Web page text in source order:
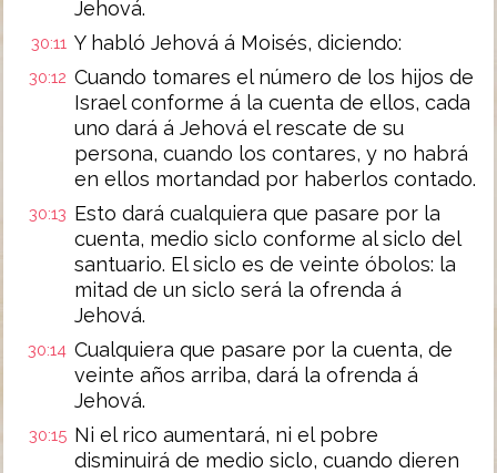
Jehová.
30:11 Y habló Jehová á Moisés, diciendo:
30:12 Cuando tomares el número de los hijos de
Israel conforme á la cuenta de ellos, cada
uno dará á Jehová el rescate de su
persona, cuando los contares, y no habrá
en ellos mortandad por haberlos contado.
30:13 Esto dará cualquiera que pasare por la
cuenta, medio siclo conforme al siclo del
santuario. El siclo es de veinte óbolos: la
mitad de un siclo será la ofrenda á
Jehová.
30:14 Cualquiera que pasare por la cuenta, de
veinte años arriba, dará la ofrenda á
Jehová.
30:15 Ni el rico aumentará, ni el pobre
disminuirá de medio siclo, cuando dieren